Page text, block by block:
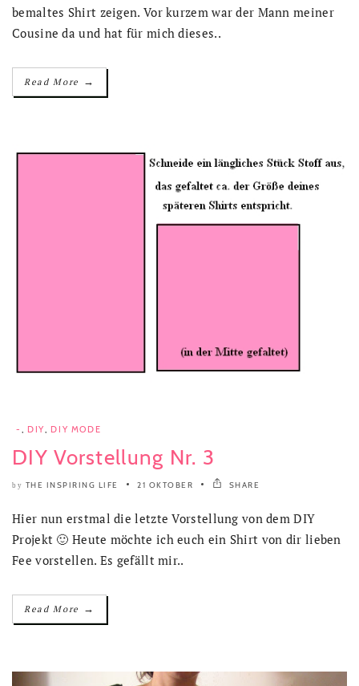
bemaltes Shirt zeigen. Vor kurzem war der Mann meiner
Cousine da und hat für mich dieses..
Read More →
- , DIY, DIY MODE
DIY Vorstellung Nr. 3
by THE INSPIRING LIFE 21 OKTOBER SHARE
Hier nun erstmal die letzte Vorstellung von dem DIY
Projekt 🙂 Heute möchte ich euch ein Shirt von dir lieben
Fee vorstellen. Es gefällt mir..
Read More →